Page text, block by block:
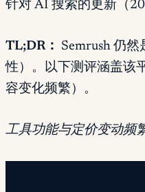
针对 AI 搜索的更新（
TL;DR：
Semrush 仍
性）。以下测评涵盖该
容变化频繁）。
工具功能与定价变动频